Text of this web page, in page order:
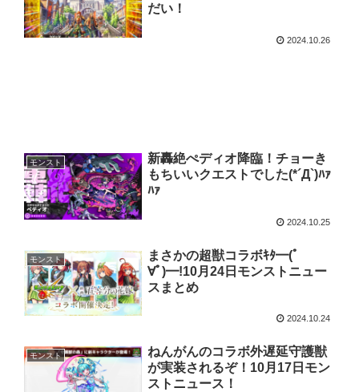
だい！
2024.10.26
モンスト
新轟絶ぺディオ降臨！チョーき
もちいいクエストでした(*´Д`)ﾊｧ
ﾊｧ
2024.10.25
モンスト
まさかの超獣コラボｷﾀ━(ﾟ
∀ﾟ)━!10月24日モンストニュー
スまとめ
2024.10.24
モンスト
ねんがんのコラボ外遅延守護獣
が実装されるぞ！10月17日モン
ストニュース！